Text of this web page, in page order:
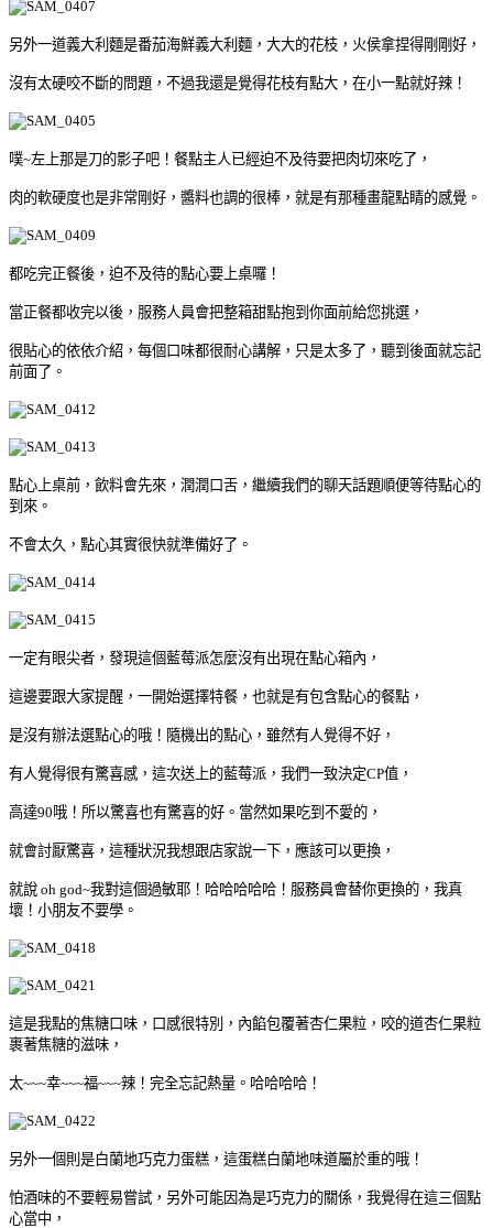
另外一道義大利麵是番茄海鮮義大利麵，大大的花枝，火侯拿捏得剛剛好，
沒有太硬咬不斷的問題，不過我還是覺得花枝有點大，在小一點就好辣！
噗~左上那是刀的影子吧！餐點主人已經迫不及待要把肉切來吃了，
肉的軟硬度也是非常剛好，醬料也調的很棒，就是有那種畫龍點睛的感覺。
都吃完正餐後，迫不及待的點心要上桌囉！
當正餐都收完以後，服務人員會把整箱甜點抱到你面前給您挑選，
很貼心的依依介紹，每個口味都很耐心講解，只是太多了，聽到後面就忘記
前面了。
點心上桌前，飲料會先來，潤潤口舌，繼續我們的聊天話題順便等待點心的
到來。
不會太久，點心其實很快就準備好了。
一定有眼尖者，發現這個藍莓派怎麼沒有出現在點心箱內，
這邊要跟大家提醒，一開始選擇特餐，也就是有包含點心的餐點，
是沒有辦法選點心的哦！隨機出的點心，雖然有人覺得不好，
有人覺得很有驚喜感，這次送上的藍莓派，我們一致決定CP值，
高達90哦！所以驚喜也有驚喜的好。當然如果吃到不愛的，
就會討厭驚喜，這種狀況我想跟店家說一下，應該可以更換，
就說 oh god~我對這個過敏耶！哈哈哈哈哈！服務員會替你更換的，我真
壞！小朋友不要學。
這是我點的焦糖口味，口感很特別，內餡包覆著杏仁果粒，咬的道杏仁果粒
裹著焦糖的滋味，
太~~~幸~~~福~~~辣！完全忘記熱量。哈哈哈哈！
另外一個則是白蘭地巧克力蛋糕，這蛋糕白蘭地味道屬於重的哦！
怕酒味的不要輕易嘗試，另外可能因為是巧克力的關係，我覺得在這三個點
心當中，